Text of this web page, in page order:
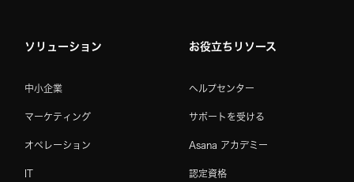
ソリューション
中小企業
マーケティング
オペレーション
IT
お役立ちリソース
ヘルプセンター
サポートを受ける
Asana アカデミー
認定資格